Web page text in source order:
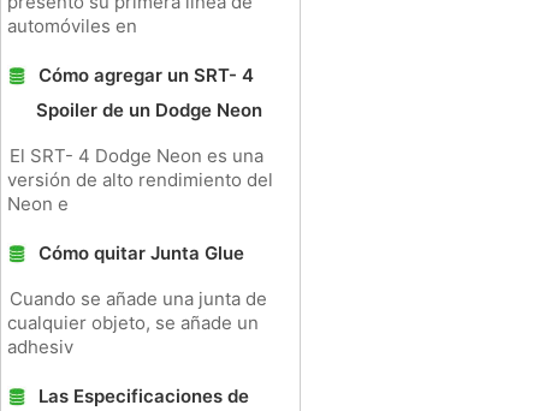
automóviles en
Cómo agregar un SRT- 4
Spoiler de un Dodge Neon
El SRT- 4 Dodge Neon es una
versión de alto rendimiento del
Neon e
Cómo quitar Junta Glue
Cuando se añade una junta de
cualquier objeto, se añade un
adhesiv
Las Especificaciones de